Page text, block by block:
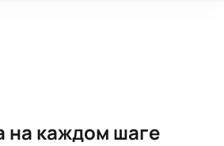
на каждом шаге